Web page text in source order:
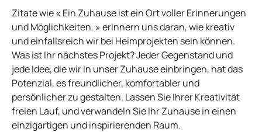
Zitate wie « Ein Zuhause ist ein Ort voller Erinnerungen
und Möglichkeiten. » erinnern uns daran, wie kreativ
und einfallsreich wir bei Heimprojekten sein können.
Was ist Ihr nächstes Projekt? Jeder Gegenstand und
jede Idee, die wir in unser Zuhause einbringen, hat das
Potenzial, es freundlicher, komfortabler und
persönlicher zu gestalten. Lassen Sie Ihrer Kreativität
freien Lauf, und verwandeln Sie Ihr Zuhause in einen
einzigartigen und inspirierenden Raum.